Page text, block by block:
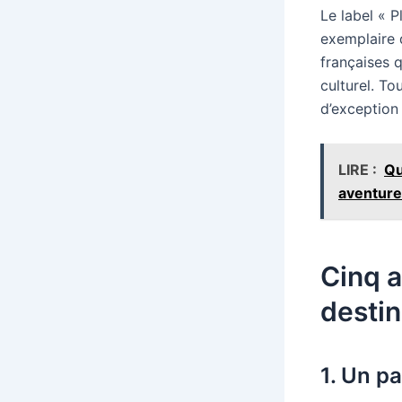
Le label «
exemplaire
françaises
culturel.
LIRE :
aventure
Cinq
1. Un